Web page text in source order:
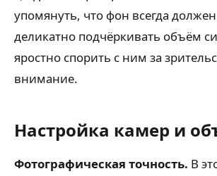
упомянуть, что фон всегда
деликатно подчёркивать объём
яростно спорить с ним за
внимание.
Настройка камер и
Фотографическая точность. В